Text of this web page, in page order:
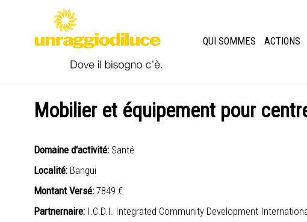
QUI SOMMES ACTIONS
Mobilier et équipement pour
Domaine d'activité:Santé
Localité:Bangui
Montant Versé: 7849 €
Partnernaire: I.C.D.I. Integrated Community Development